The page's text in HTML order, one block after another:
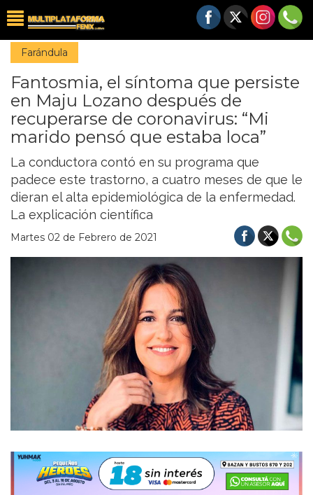
Farándula
Fantosmia, el síntoma que persiste
en Maju Lozano después de
recuperarse de coronavirus: “Mi
marido pensó que estaba loca”
La conductora contó en su programa que
padece este trastorno, a cuatro meses de que le
dieran el alta epidemiológica de la enfermedad.
La explicación científica
Martes 02 de Febrero de 2021